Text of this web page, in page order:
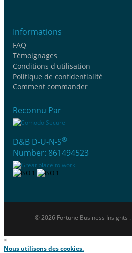
Informations
FAQ
Témoignages
Conditions d'utilisation
Politique de confidentialité
Comment commander
Reconnu Par
D&B D-U-N-S®
Number: 861494523
© 2026 Fortune Business Insights
×
Nous utilisons des cookies.